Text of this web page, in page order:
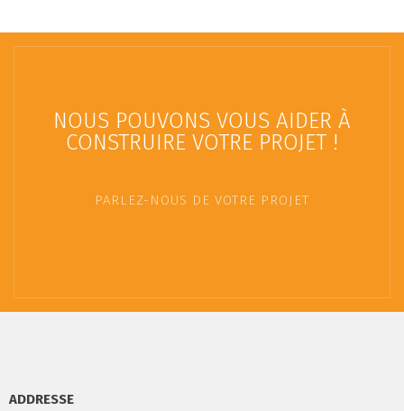
NOUS POUVONS VOUS AIDER À
CONSTRUIRE VOTRE PROJET !
PARLEZ-NOUS DE VOTRE PROJET
ADDRESSE